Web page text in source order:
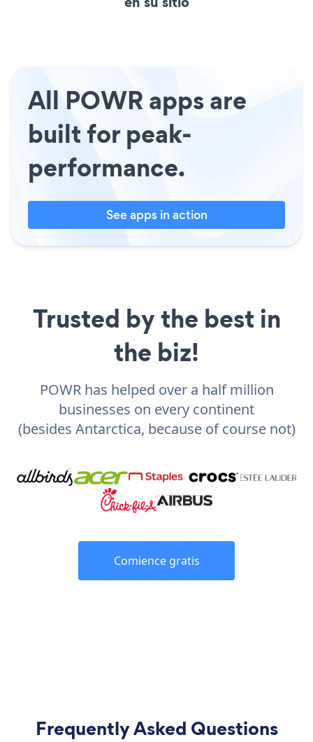
All POWR apps are
built for peak-
performance.
See apps in action
Trusted by the best in
the biz!
POWR has helped over a half million
businesses on every continent
(besides Antarctica, because of course not)
Comience gratis
Frequently Asked Questions